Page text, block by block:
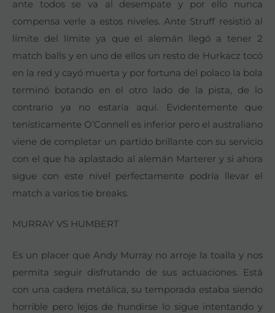
ante todos se va al desempate y por ello nunca
compensa verle a estos niveles. Ante Struff resistió al
límite del límite ya que el alemán llegó a tener 2
match balls y en uno de ellos un resto de Hurkacz tocó
en la red y cayó muerta y por fortuna del polaco la bola
terminó botando en el otro lado de la pista, de lo
contrario ya no estaría aquí. Evidentemente que
tenísticamente O’Connell es inferior pero el australiano
viene de completar un partido brillante con su servicio
con el que ha aplastado al alemán Marterer y si ahora
sigue con este nivel perfectamente podría llevar el
match a varios tie breaks.
MURRAY VS HUMBERT
Es un placer que Andy Murray no arroje la toalla y nos
permita seguir disfrutando de sus actuaciones. Está
con una cadera metálica, su temporada estaba siendo
horrible pero lejos de hundirse lo sigue intentando y